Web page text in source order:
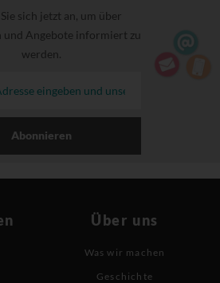
sich jetzt an, um über
und Angebote informiert zu
werden.
Abonnieren
Über uns
Was wir machen
Geschichte